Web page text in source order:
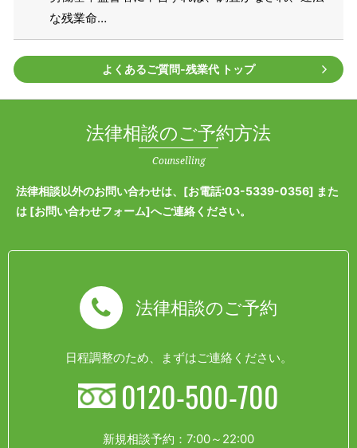
な残業命…
よくあるご質問‐残業代 トップ
法律相談のご予約方法
Counselling
法律相談以外のお問い合わせは、[お電話:03-5339-0356] また
は [お問い合わせフォーム]へご連絡ください。
法律相談のご予約
日程調整のため、まずはご連絡ください。
0120-500-700
新規相談予約：7:00～22:00